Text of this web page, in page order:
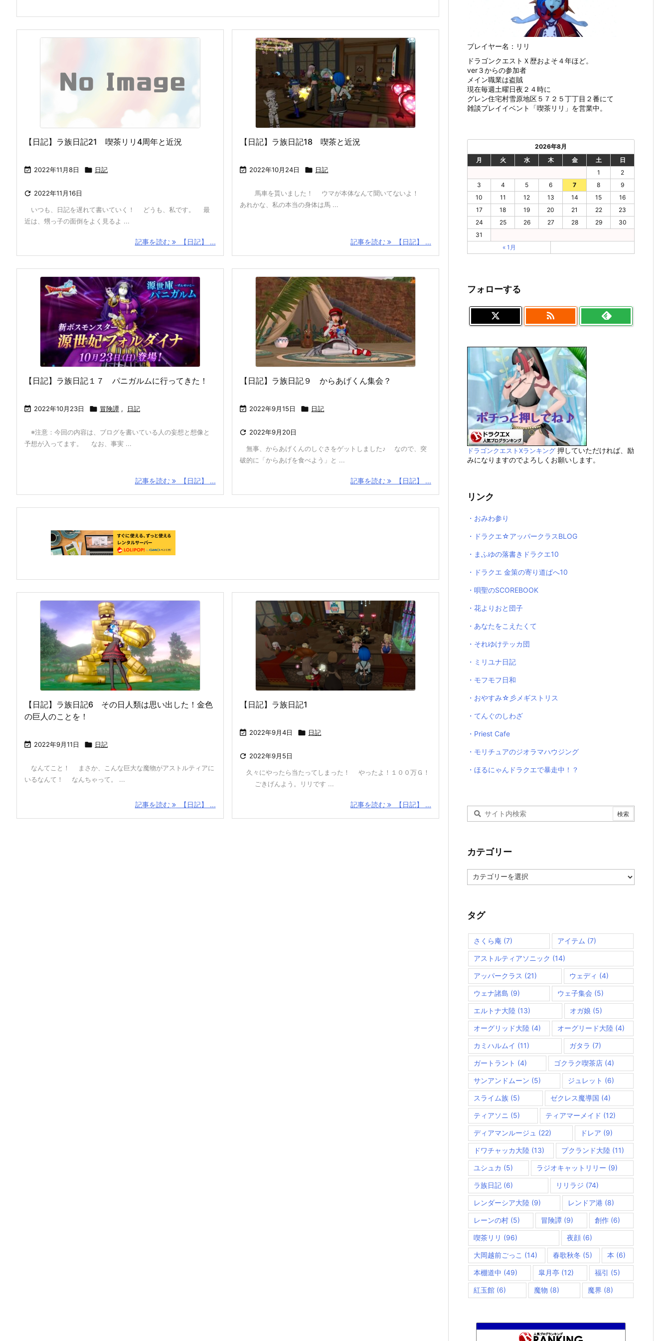
【日記】ラ族日記21 喫茶リリ4周年と近況
 2022年11月8日  日記
 2022年11月16日
いつも、日記を遅れて書いていく！ どうも、私です。 最
近は、甥っ子の面倒をよく見るよ ...
記事を読む 【日記】 ...
【日記】ラ族日記18 喫茶と近況
 2022年10月24日  日記
馬車を貰いました！ ウマが本体なんて聞いてないよ！
あれかな、私の本当の身体は馬 ...
記事を読む 【日記】 ...
【日記】ラ族日記１７ パニガルムに行ってきた！
 2022年10月23日  冒険譚 , 日記
※注意：今回の内容は、ブログを書いている人の妄想と想像と
予想が入ってます。 なお、事実 ...
記事を読む 【日記】 ...
【日記】ラ族日記９ からあげくん集会？
 2022年9月15日  日記
 2022年9月20日
無事、からあげくんのしぐさをゲットしました♪ なので、突
破的に「からあげを食べよう」と ...
記事を読む 【日記】 ...
【日記】ラ族日記6 その日人類は思い出した！金色
の巨人のことを！
 2022年9月11日  日記
なんてこと！ まさか、こんな巨大な魔物がアストルティアに
いるなんて！ なんちゃって。 ...
記事を読む 【日記】 ...
【日記】ラ族日記1
 2022年9月4日  日記
 2022年9月5日
久々にやったら当たってしまった！ やったよ！１００万Ｇ！
ごきげんよう。リリです ...
記事を読む 【日記】 ...
プレイヤー名：リリ
ドラゴンクエストＸ歴およそ４年ほど。
ver３からの参加者
メイン職業は盗賊
現在毎週土曜日夜２４時に
グレン住宅村雪原地区５７２５丁丁目２番にて
雑談プレイイベント「喫茶リリ」を営業中。
2026年8月
月
火 水 木 金 土
日
1
2
3
4 5 6 7 8
9
10
11 12 13 14 15
16
17
18 19 20 21 22
23
24
25 26 27 28 29
30
31
« 1月
フォローする

ドラゴンクエストXランキング 押していただければ、励
みになりますのでよろしくお願いします。
リンク
・おみわ参り
・ドラクエ☆アッパークラスBLOG
・まふゆの落書きドラクエ10
・ドラクエ 金策の寄り道ぱへ10
・唄聖のSCOREBOOK
・花よりおと団子
・あなたをこえたくて
・それゆけテッカ団
・ミリユナ日記
・モフモフ日和
・おやすみ☆彡メギストリス
・てんぐのしわざ
・Priest Cafe
・モリチュアのジオラマハウジング
・ほるにゃんドラクエで暴走中！？
カテゴリー
テ
ー
タグ
さくら庵 (7) アイテム (7)
アストルティアソニック (14)
アッパークラス (21) ウェディ (4)
ウェナ諸島 (9) ウェ子集会 (5)
エルトナ大陸 (13) オガ娘 (5)
オーグリッド大陸 (4) オーグリード大陸 (4)
カミハルムイ (11) ガタラ (7)
ガートラント (4) ゴクラク喫茶店 (4)
サンアンドムーン (5) ジュレット (6)
スライム族 (5) ゼクレス魔導国 (4)
ティアソニ (5) ティアマーメイド (12)
ディアマンルージュ (22) ドレア (9)
ドワチャッカ大陸 (13) プクランド大陸 (11)
ユシュカ (5) ラジオキャットリリー (9)
ラ族日記 (6) リリラジ (74)
レンダーシア大陸 (9) レンドア港 (8)
レーンの村 (5) 冒険譚 (9) 創作(6)
喫茶リリ (96) 夜顔(6)
大岡越前ごっこ (14) 春歌秋冬 (5) 本 (6)
本棚道中 (49) 皐月亭 (12) 福引 (5)
紅玉館 (6) 魔物 (8) 魔界 (8)